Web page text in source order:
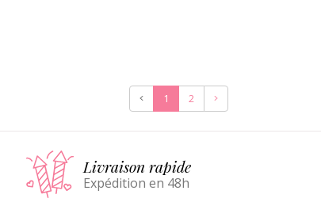
Précédent
1 2 Suivant
Livraison rapide
Expédition en 48h